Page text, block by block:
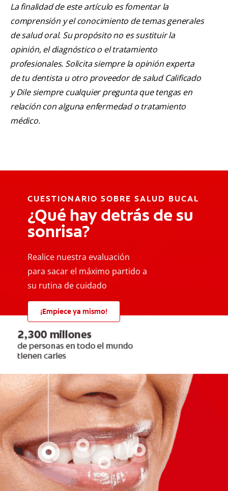
La finalidad de este artículo es fomentar la
comprensión y el conocimiento de temas generales
de salud oral. Su propósito no es sustituir la
opinión, el diagnóstico o el tratamiento
profesionales. Solicita siempre la opinión experta
de tu dentista u otro proveedor de salud Calificado
y Dile siempre cualquier pregunta que tengas en
relación con alguna enfermedad o tratamiento
médico.
CUESTIONARIO SOBRE SALUD BUCAL
¿Qué hay detrás de su
sonrisa?
Realice nuestra evaluación
para sacar el máximo partido a
su rutina de cuidado
¡Empiece ya mismo!